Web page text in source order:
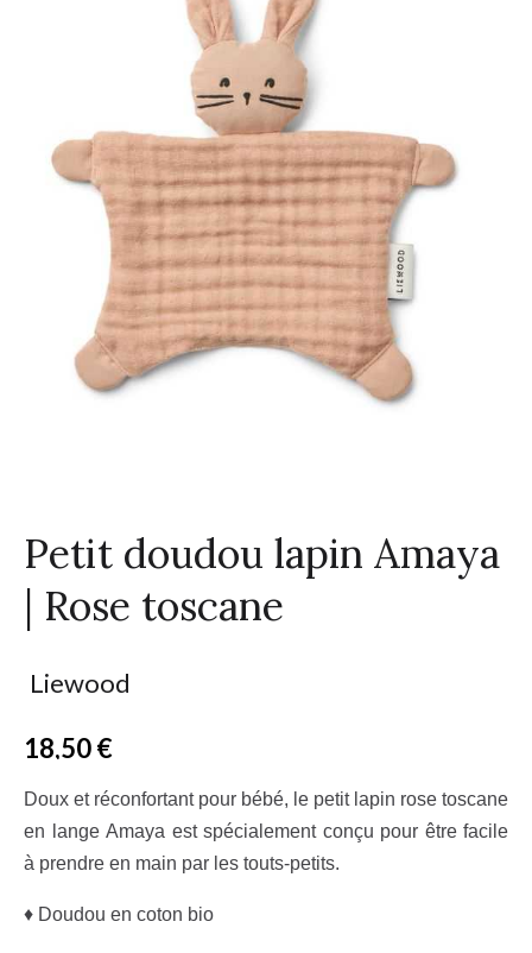
Petit doudou lapin Amaya
| Rose toscane
Liewood
18,50 €
Doux et réconfortant pour bébé, le petit lapin rose toscane
en lange Amaya est spécialement conçu pour être facile
à prendre en main par les touts-petits.
♦ Doudou en coton bio